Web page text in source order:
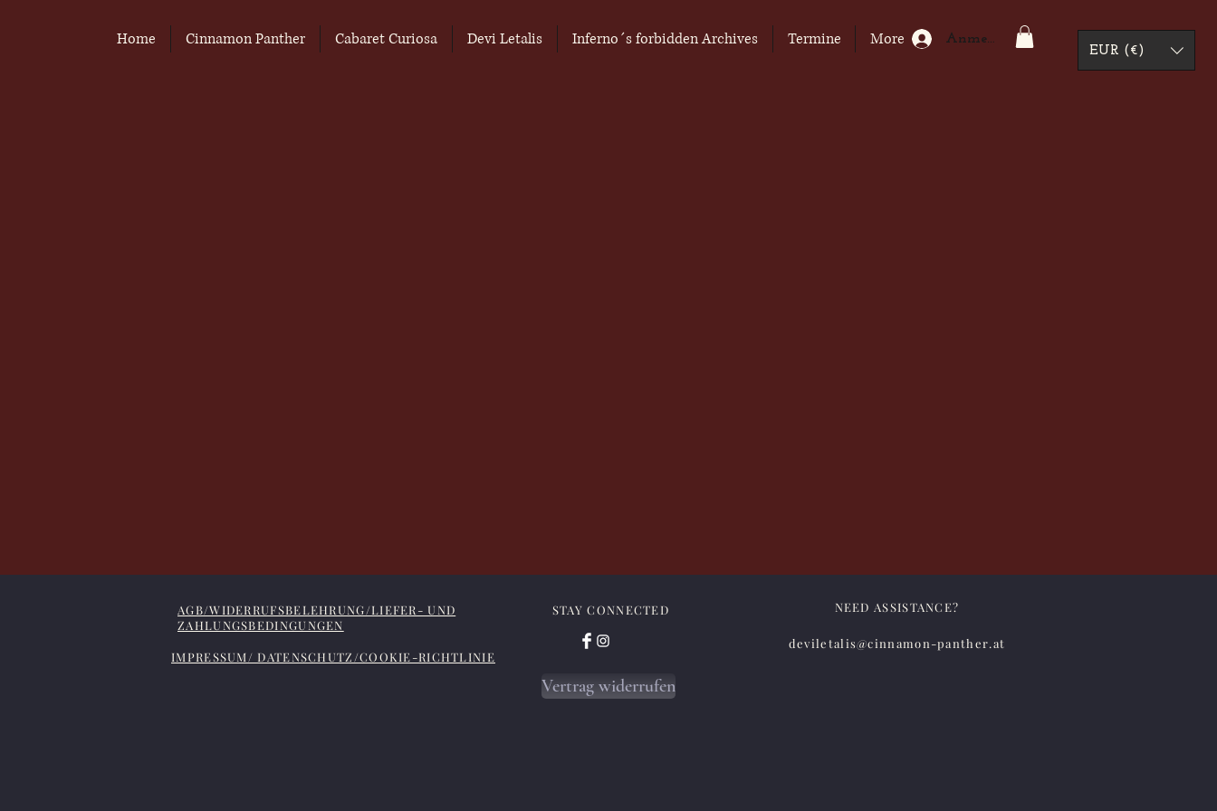
Home Cinnamon Panther Cabaret Curiosa Devi Letalis Inferno´s forbidden Archives Termine More Anmelden
EUR (€)
STAY CONNECTED
AGB/WIDERRUFSBELEHRUNG/LIEFER- UND
ZAHLUNGSBEDINGUNGEN
IMPRESSUM/ DATENSCHUTZ/COOKIE-RICHTLINIE
Vertrag widerrufen
NEED ASSISTANCE?
deviletalis@cinnamon-panther.at